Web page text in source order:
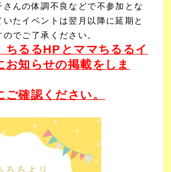
んの体調不良などで不参加とな
たイベントは翌月以降に延期と
でご了承ください。
ちるるHPとママちるるイ
お知らせの掲載をしま
確認ください。